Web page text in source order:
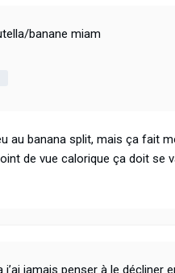
banane miam
au banana split, mais ça fait
de vue calorique ça doit se
jamais penser à le décliner